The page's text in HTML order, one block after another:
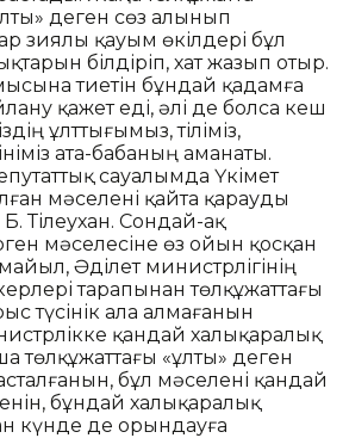
деген сөз алынып
зиялы қауым өкілдері бұл
білдіріп, хат жазып отыр.
тиетін бұндай қадамға
қажет еді, әлі де болса кеш
ұлттығымыз, тіліміз,
ата-бабаның аманаты.
сауалымда Үкімет
мәселені қайта қарауды
Тілеухан. Сондай-ақ
мәселесіне өз ойын қосқан
Әділет министрлігінің
тарапынан төлқұжаттағы
түсінік ала алмағанын
қандай халықаралық
төлқұжаттағы «ұлты» деген
бұл мәселені қандай
бұндай халықаралық
күнде де орындауға